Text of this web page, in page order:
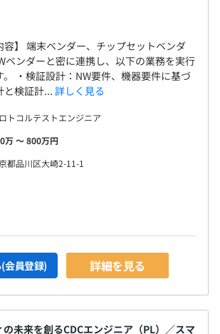
容】 端末ベンダー、チップセットベンダ
ベンダーと密に連携し、以下の業務を実行
。 ・検証設計：NW要件、機器要件に基づ
と検証計... 詳しく見る
トコルテストエンジニア
万 〜 800万円
都品川区大崎2-11-1
会員登録) 詳細を見る
未来を創るCDCエンジニア（PL）／スマ